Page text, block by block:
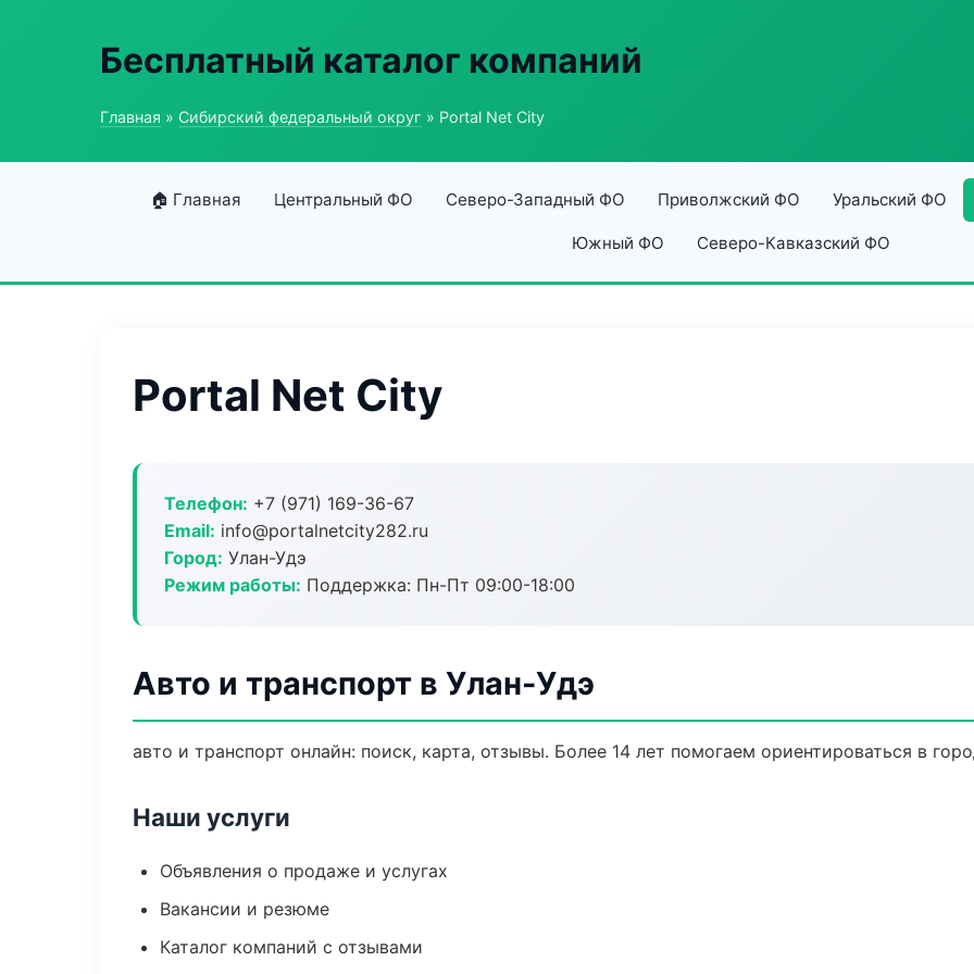
Бесплатный каталог компаний
Главная » Сибирский федеральный округ » Portal Net City
🏠 Главная Центральный ФО Северо-Западный ФО Приволжский ФО Уральский ФО
Южный ФО Северо-Кавказский ФО
Portal Net City
Телефон: +7 (971) 169-36-67
Email: info@portalnetcity282.ru
Город: Улан-Удэ
Режим работы: Поддержка: Пн-Пт 09:00-18:00
Авто и транспорт в Улан-Удэ
авто и транспорт онлайн: поиск, карта, отзывы. Более 14 лет помогаем ориентироваться в
Наши услуги
Объявления о продаже и услугах
Вакансии и резюме
Каталог компаний с отзывами